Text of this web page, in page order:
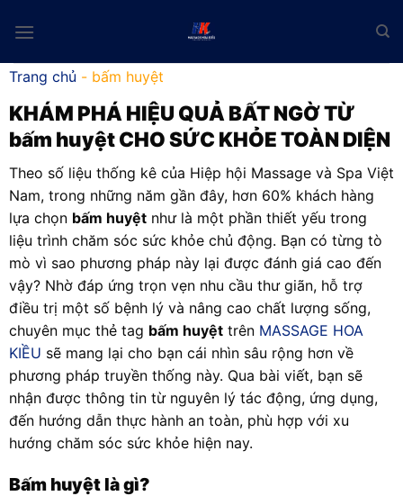
Trang chủ - bấm huyệt
KHÁM PHÁ HIỆU QUẢ BẤT NGỜ TỪ
bấm huyệtCHO SỨC KHỎE TOÀN DIỆN
Theo số liệu thống kê của Hiệp hội Massage và Spa Việt
Nam, trong những năm gần đây, hơn 60% khách hàng
lựa chọn bấm huyệt như là một phần thiết yếu trong
liệu trình chăm sóc sức khỏe chủ động. Bạn có từng tò
mò vì sao phương pháp này lại được đánh giá cao đến
vậy? Nhờ đáp ứng trọn vẹn nhu cầu thư giãn, hỗ trợ
điều trị một số bệnh lý và nâng cao chất lượng sống,
chuyên mục thẻ tag bấm huyệt trên MASSAGE HOA
KIỀU sẽ mang lại cho bạn cái nhìn sâu rộng hơn về
phương pháp truyền thống này. Qua bài viết, bạn sẽ
nhận được thông tin từ nguyên lý tác động, ứng dụng,
đến hướng dẫn thực hành an toàn, phù hợp với xu
hướng chăm sóc sức khỏe hiện nay.
Bấm huyệt là gì?